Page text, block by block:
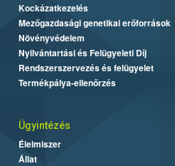
Kockázatkezelés
Mezőgazdasági genetikai erőforrások
Növényvédelem
Nyilvántartási és Felügyeleti Díj
Rendszerszervezés és felügyelet
Termékpálya-ellenőrzés
Ügyintézés
Élelmiszer
Állat